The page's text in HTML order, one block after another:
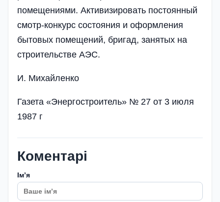
помещениями. Активизировать постоянный
смотр-конкурс состояния и оформления
бытовых помещений, бригад, занятых на
строительстве АЭС.
И. Михайленко
Газета «Энергостроитель» № 27 от 3 июля
1987 г
Коментарі
Імʼя